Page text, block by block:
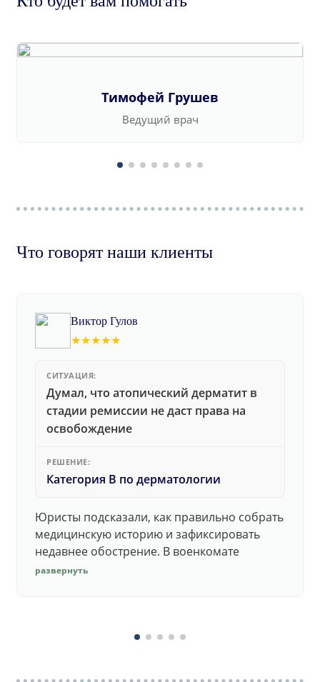
Тимофей Грушев
Ведущий врач
Что говорят наши клиенты
Виктор Гулов
★★★★★
СИТУАЦИЯ:
Думал, что атопический дерматит в
стадии ремиссии не даст права на
освобождение
РЕШЕНИЕ:
Категория В по дерматологии
Юристы подсказали, как правильно собрать
медицинскую историю и зафиксировать
недавнее обострение. В военкомате
дерматолог принял документы без споров.
развернуть